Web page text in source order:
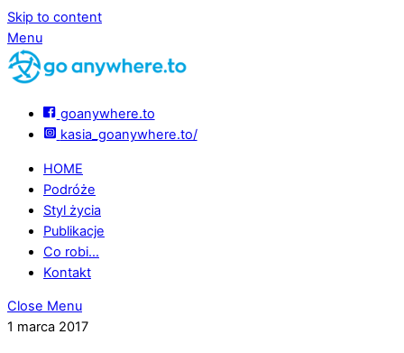
Skip to content
Menu
goanywhere.to
kasia_goanywhere.to/
HOME
Podróże
Styl życia
Publikacje
Co robi…
Kontakt
Close Menu
1 marca 2017